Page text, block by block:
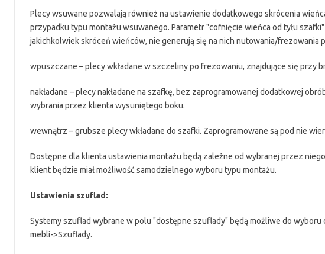
Plecy wsuwane pozwalają również na ustawienie dodatkowego skrócenia
przypadku typu montażu wsuwanego. Parametr "cofnięcie wieńca od tyłu
jakichkolwiek skróceń wieńców, nie generują się na nich nutowania/frezowania
wpuszczane – plecy wkładane w szczeliny po frezowaniu, znajdujące się przy
nakładane – plecy nakładane na szafkę, bez zaprogramowanej dodatkowej
wybrania przez klienta wysuniętego boku.
wewnątrz – grubsze plecy wkładane do szafki. Zaprogramowane są pod nie
Dostępne dla klienta ustawienia montażu będą zależne od wybranej przez
klient będzie miał możliwość samodzielnego wyboru typu montażu.
Ustawienia szuflad:
Systemy szuflad wybrane w polu "dostępne szuflady" będą możliwe do
mebli->Szuflady.